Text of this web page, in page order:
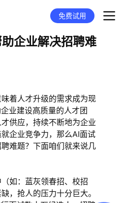
免费试用
企业解决招聘难
着人才升级的需求成为现
业建设高质量的人才团
供应，持续不断地为企业
企业竞争力，那么AI面试
难题？下面咱们就来说几
如：蓝灰领春招、校招
，抢人的压力十分巨大。